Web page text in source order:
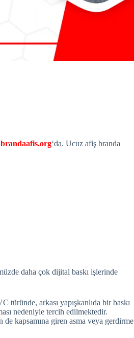
brandaafis.org‘da. Ucuz afiş branda
daha çok dijital baskı işlerinde
türünde, arkası yapışkanlıda bir baskı
nedeniyle tercih edilmektedir.
kapsamına giren asma veya gerdirme